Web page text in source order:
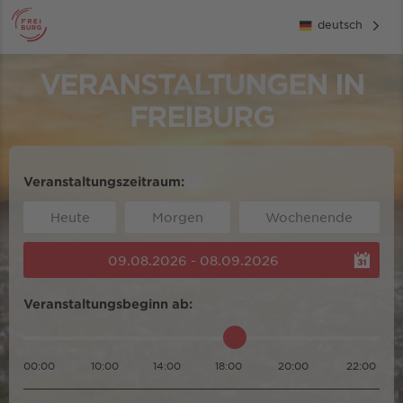
deutsch
VERANSTALTUNGEN IN
FREIBURG
Veranstaltungszeitraum:
Heute Morgen Wochenende
09.08.2026 - 08.09.2026
Veranstaltungsbeginn ab:
00:00 10:00 14:00 18:00 20:00 22:00